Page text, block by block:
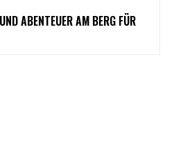
ABENTEUER AM BERG FÜR